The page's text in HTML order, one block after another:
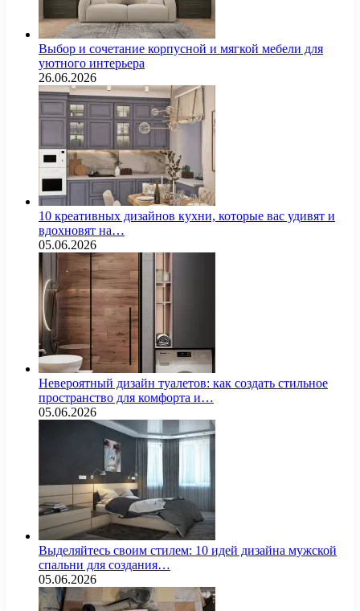
Выбор и сочетание корпусной и мягкой мебели для
уютного интерьера
26.06.2026
10 креативных дизайнов кухни, которые вас удивят и
вдохновят на…
05.06.2026
Невероятный дизайн туалетов: как создать стильное
пространство для комфорта и…
05.06.2026
Выделяйтесь своим стилем: 10 идей дизайна мужской
спальни для создания…
05.06.2026